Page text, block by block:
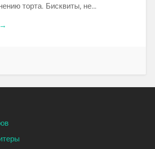
торта. Бисквиты, не…